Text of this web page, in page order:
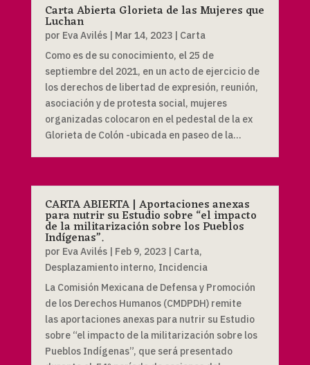
Carta Abierta Glorieta de las Mujeres que
Luchan
por Eva Avilés| Mar 14, 2023| Carta
Como es de su conocimiento, el 25 de
septiembre del 2021, en un acto de ejercicio de
los derechos de libertad de expresión, reunión,
asociación y de protesta social, mujeres
organizadas colocaron en el pedestal de la ex
Glorieta de Colón -ubicada en paseo de la...
CARTA ABIERTA | Aportaciones anexas
para nutrir su Estudio sobre “el impacto
de la militarización sobre los Pueblos
Indígenas”.
por Eva Avilés| Feb 9, 2023| Carta,
Desplazamiento interno, Incidencia
La Comisión Mexicana de Defensa y Promoción
de los Derechos Humanos (CMDPDH) remite
las aportaciones anexas para nutrir su Estudio
sobre “el impacto de la militarización sobre los
Pueblos Indígenas”, que será presentado